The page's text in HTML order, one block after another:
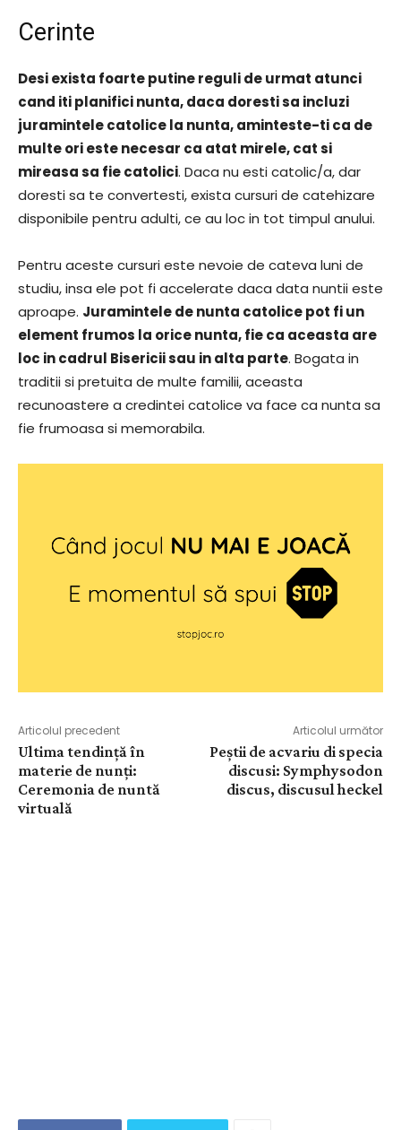
Cerinte
Desi exista foarte putine reguli de urmat atunci
cand iti planifici nunta, daca doresti sa incluzi
juramintele catolice la nunta, aminteste-ti ca de
multe ori este necesar ca atat mirele, cat si
mireasa sa fie catolici. Daca nu esti catolic/a, dar
doresti sa te convertesti, exista cursuri de catehizare
disponibile pentru adulti, ce au loc in tot timpul anului.
Pentru aceste cursuri este nevoie de cateva luni de
studiu, insa ele pot fi accelerate daca data nuntii este
aproape. Juramintele de nunta catolice pot fi un
element frumos la orice nunta, fie ca aceasta are
loc in cadrul Bisericii sau in alta parte. Bogata in
traditii si pretuita de multe familii, aceasta
recunoastere a credintei catolice va face ca nunta sa
fie frumoasa si memorabila.
Articolul precedent
Ultima tendință în
materie de nunți:
Ceremonia de nuntă
virtuală
Articolul următor
Peștii de acvariu di specia
discusi: Symphysodon
discus, discusul heckel